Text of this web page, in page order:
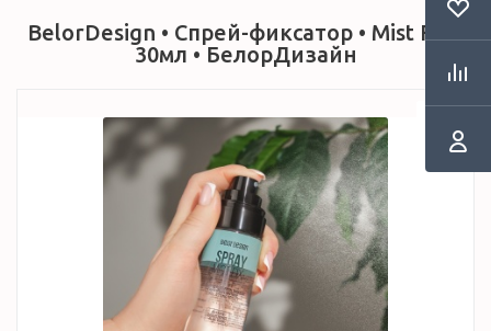
BelorDesign • Спрей-фиксатор • Mist Fix •
30мл • БелорДизайн